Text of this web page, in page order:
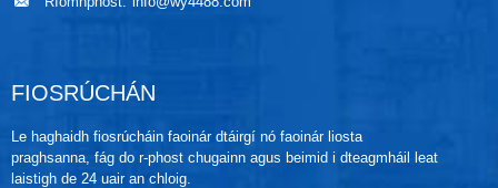
FIOSRÚCHÁN
Le haghaidh fiosrúcháin faoinár dtáirgí nó faoinár liosta
praghsanna, fág do r-phost chugainn agus beimid i dteagmháil leat
laistigh de 24 uair an chloig.